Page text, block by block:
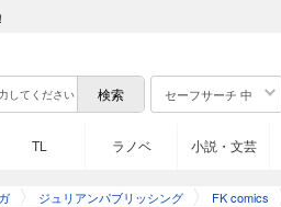
セーフサーチ 中
TL ラノベ 小説・文芸
ジュリアンパブリッシング FK comics